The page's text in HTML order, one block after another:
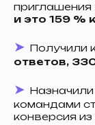
приглашения
и это 159 %
➤ Получили
ответов,
➤
командами
конверсия
Нажимая
согласие